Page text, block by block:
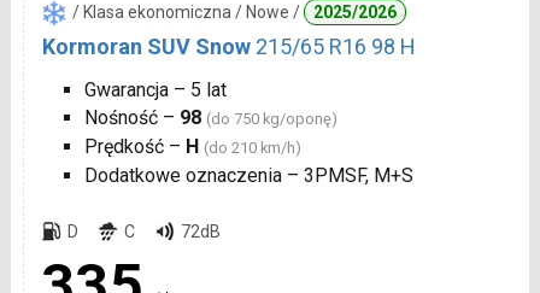
/ Klasa ekonomiczna / Nowe / 2025/2026
Kormoran SUV Snow 215/65 R16 98 H
Gwarancja – 5 lat
Nośność – 98 (do 750 kg/oponę)
Prędkość – H (do 210 km/h)
Dodatkowe oznaczenia – 3PMSF, M+S
D C 72dB